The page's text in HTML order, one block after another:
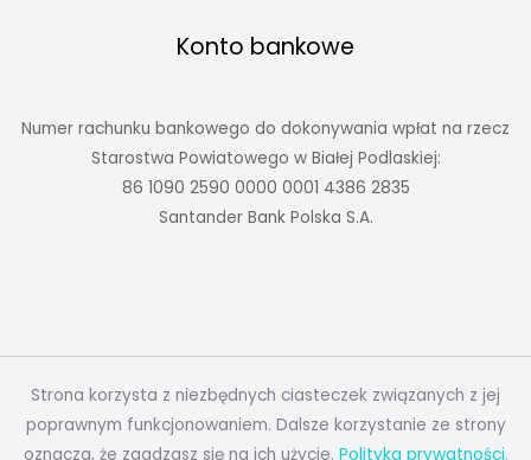
Konto bankowe
Numer rachunku bankowego do dokonywania wpłat na rzecz
Starostwa Powiatowego w Białej Podlaskiej:
86 1090 2590 0000 0001 4386 2835
Santander Bank Polska S.A.
Strona korzysta z niezbędnych ciasteczek związanych z jej
poprawnym funkcjonowaniem. Dalsze korzystanie ze strony
oznacza, że zgadzasz się na ich użycie. Polityka prywatności.